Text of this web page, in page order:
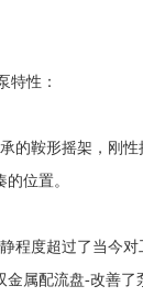
特性：
的鞍形摇架，刚
位置。
程度超过了当今
金属配流盘-改善